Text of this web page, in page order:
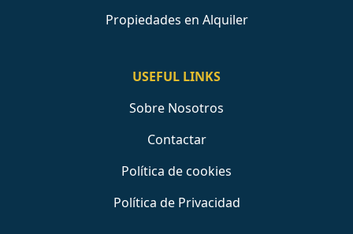
Propiedades en Alquiler
USEFUL LINKS
Sobre Nosotros
Contactar
Política de cookies
Política de Privacidad